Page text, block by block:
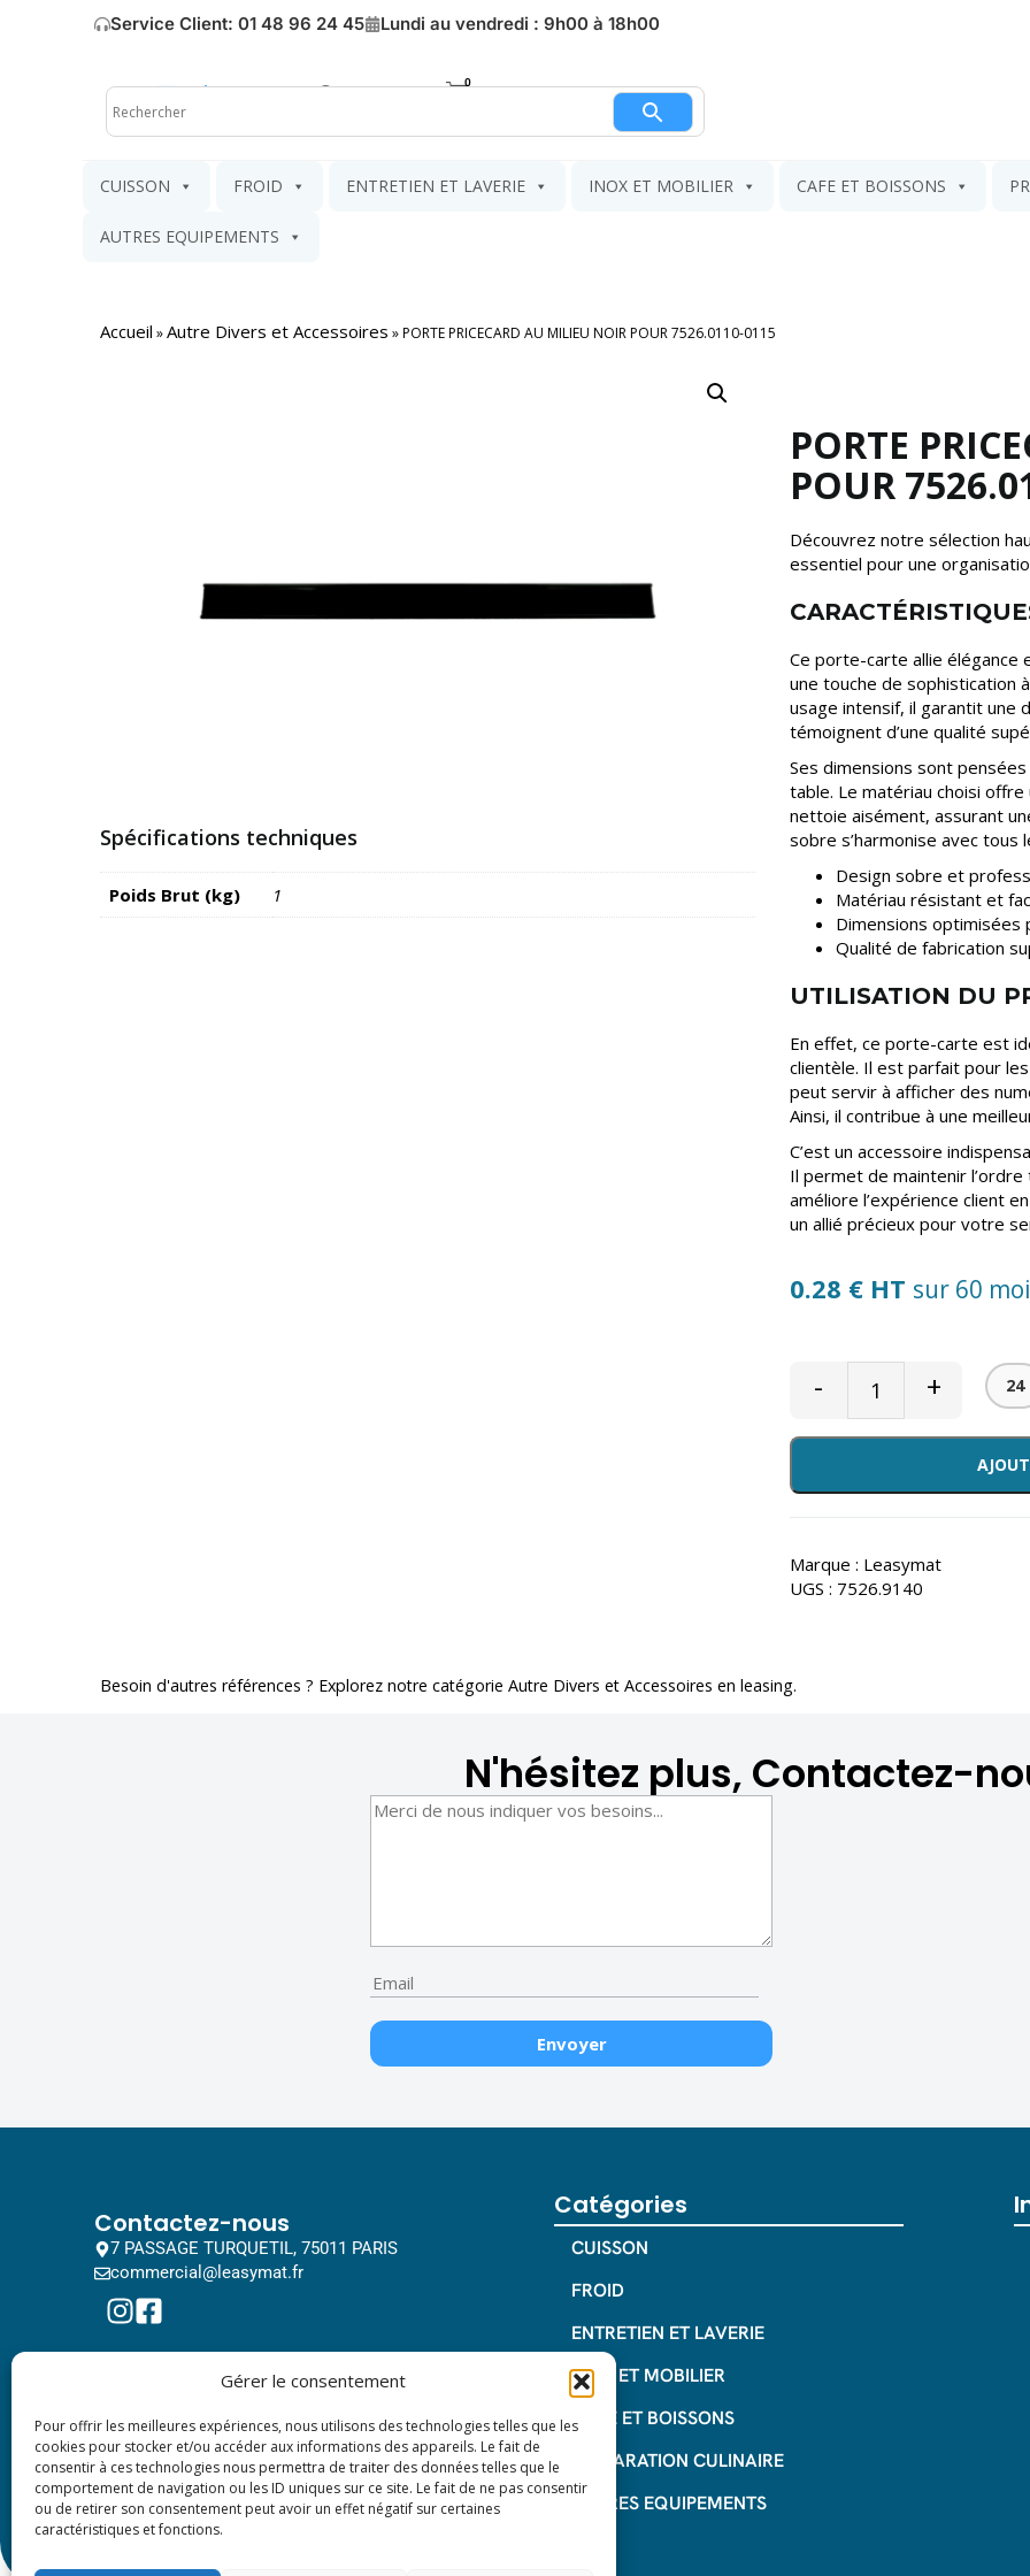
Gérer le consentement
Pour offrir les meilleures expériences, nous utilisons des technologies telles que les
cookies pour stocker et/ou accéder aux informations des appareils. Le fait de
consentir à ces technologies nous permettra de traiter des données telles que le
comportement de navigation ou les ID uniques sur ce site. Le fait de ne pas consentir
ou de retirer son consentement peut avoir un effet négatif sur certaines
caractéristiques et fonctions.
Service Client: 01 48 96 24 45 Lundi au vendredi : 9h00 à 18h00
Mon compte Mon panier
CUISSON FROID ENTRETIEN ET LAVERIE INOX ET MOBILIER CAFE ET BOISSONS
AUTRES EQUIPEMENTS
Accueil »Autre Divers et Accessoires »PORTE PRICECARD AU MILIEU NOIR POUR 7526.0110-0115
Spécifications techniques
Poids Brut (kg) 1
PORTE
POUR
Découvrez notre sélection
essentiel pour une
Ce porte-carte allie élégance
une touche de sophistication
usage intensif, il garantit une
témoignent d’une qualité
Ses dimensions sont
table. Le matériau choisi
nettoie aisément, assurant
sobre s’harmonise avec
Design sobre et
Matériau résistant et
Dimensions optimisées
Qualité de fabrication
UTILISATION DU
En effet, ce porte-carte est
clientèle. Il est parfait pour
peut servir à afficher des
Ainsi, il contribue à une
C’est un accessoire
Il permet de maintenir
améliore l’expérience client
un allié précieux pour votre
0.28 € HT sur 60
- + 24
Marque : Leasymat
UGS : 7526.9140
Besoin d'autres références ? Explorez notre catégorie Autre Divers et Accessoires en leasing.
N'hésitez plus, Contactez-
Contactez-nous
7 PASSAGE TURQUETIL, 75011 PARIS
commercial@leasymat.fr
Catégories
CUISSON
FROID
ENTRETIEN ET LAVERIE
INOX ET MOBILIER
CAFE ET BOISSONS
PREPARATION CULINAIRE
AUTRES EQUIPEMENTS